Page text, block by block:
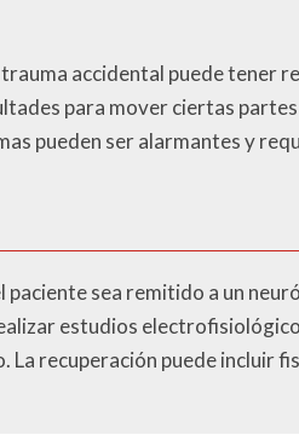
accidental puede tener
para mover ciertas
pueden ser alarmantes y
sea remitido a un
estudios
recuperación puede incluir